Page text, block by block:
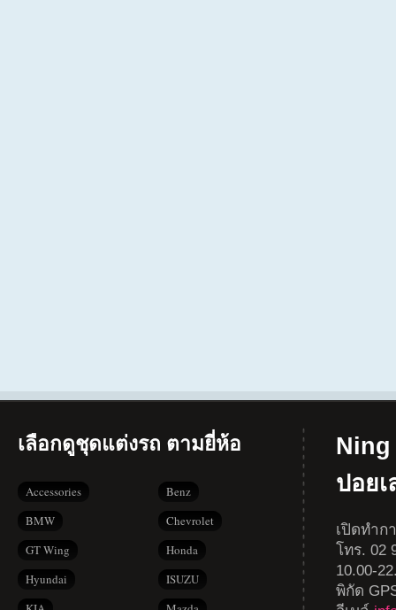
เลือกดูชุดแต่งรถ ตามยี่ห้อ
Accessories
Benz
BMW
Chevrolet
GT Wing
Honda
Hyundai
ISUZU
Ning
ปอย
เปิดทำก
โทร. 02
10.00-
พิกัด